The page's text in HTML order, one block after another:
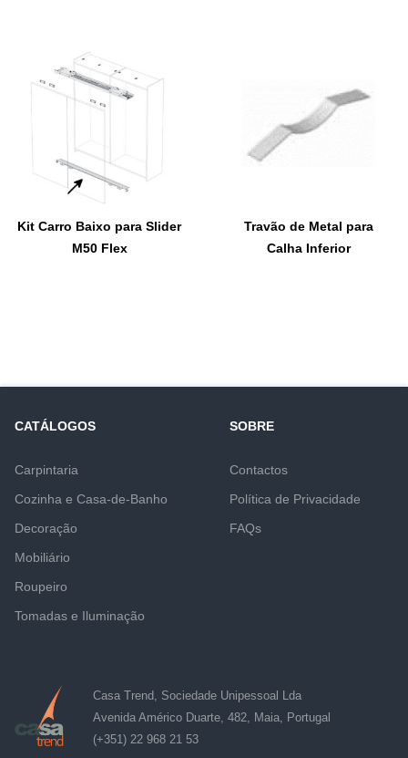
Kit Carro Baixo para Slider
M50 Flex
Travão de Metal para
Calha Inferior
CATÁLOGOS
Carpintaria
Cozinha e Casa-de-Banho
Decoração
Mobiliário
Roupeiro
Tomadas e Iluminação
SOBRE
Contactos
Política de Privacidade
FAQs
Casa Trend, Sociedade Unipessoal Lda
Avenida Américo Duarte, 482, Maia, Portugal
(+351) 22 968 21 53